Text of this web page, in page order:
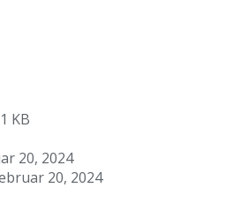
KB
20, 2024
20, 2024